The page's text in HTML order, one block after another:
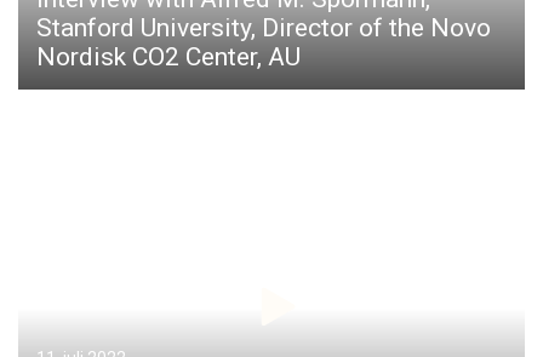
Stanford University, Director of the Novo
Nordisk CO2 Center, AU